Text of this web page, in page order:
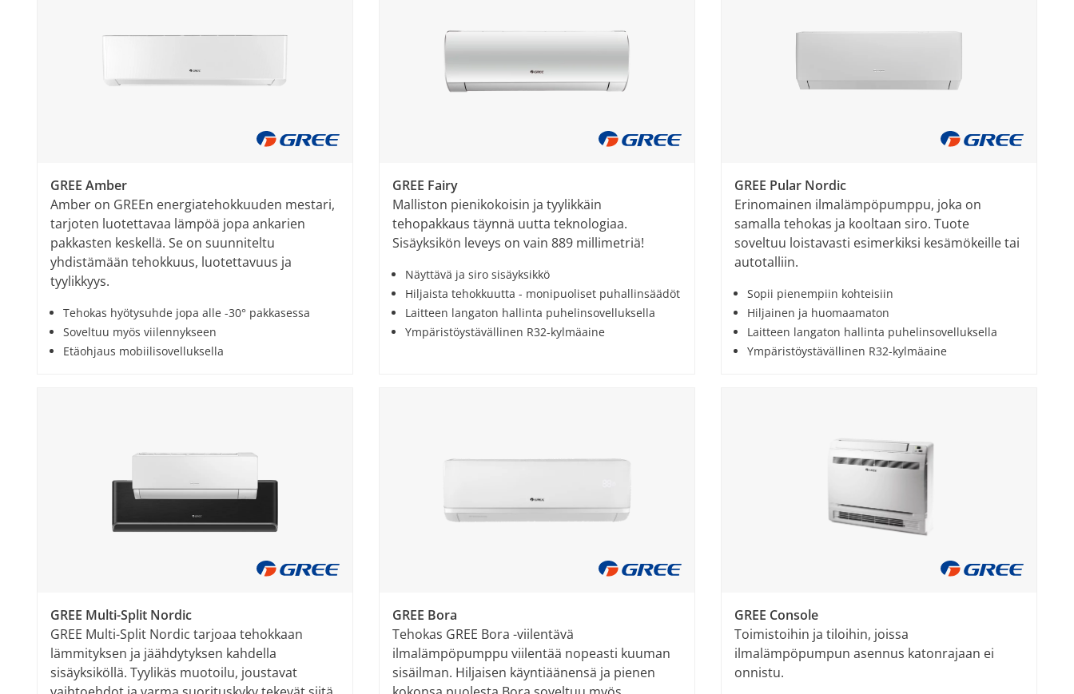
GREE Amber
Amber on GREEn energiatehokkuuden mestari,
tarjoten luotettavaa lämpöä jopa ankarien
pakkasten keskellä. Se on suunniteltu
yhdistämään tehokkuus, luotettavuus ja
tyylikkyys.
Tehokas hyötysuhde jopa alle -30° pakkasessa
Soveltuu myös viilennykseen
Etäohjaus mobiilisovelluksella
GREE Fairy
Malliston pienikokoisin ja tyylikkäin
tehopakkaus täynnä uutta teknologiaa.
Sisäyksikön leveys on vain 889 millimetriä!
Näyttävä ja siro sisäyksikkö
Hiljaista tehokkuutta - monipuoliset puhallinsäädöt
Laitteen langaton hallinta puhelinsovelluksella
Ympäristöystävällinen R32-kylmäaine
GREE Pular Nordic
Erinomainen ilmalämpöpumppu, joka on
samalla tehokas ja kooltaan siro. Tuote
soveltuu loistavasti esimerkiksi kesämökeille tai
autotalliin.
Sopii pienempiin kohteisiin
Hiljainen ja huomaamaton
Laitteen langaton hallinta puhelinsovelluksella
Ympäristöystävällinen R32-kylmäaine
GREE Multi-Split Nordic
GREE Multi-Split Nordic tarjoaa tehokkaan
lämmityksen ja jäähdytyksen kahdella
sisäyksiköllä. Tyylikäs muotoilu, joustavat
GREE Bora
Tehokas GREE Bora -viilentävä
ilmalämpöpumppu viilentää nopeasti kuuman
sisäilman. Hiljaisen käyntiäänensä ja pienen
GREE Console
Toimistoihin ja tiloihin, joissa
ilmalämpöpumpun asennus katonrajaan ei
onnistu.